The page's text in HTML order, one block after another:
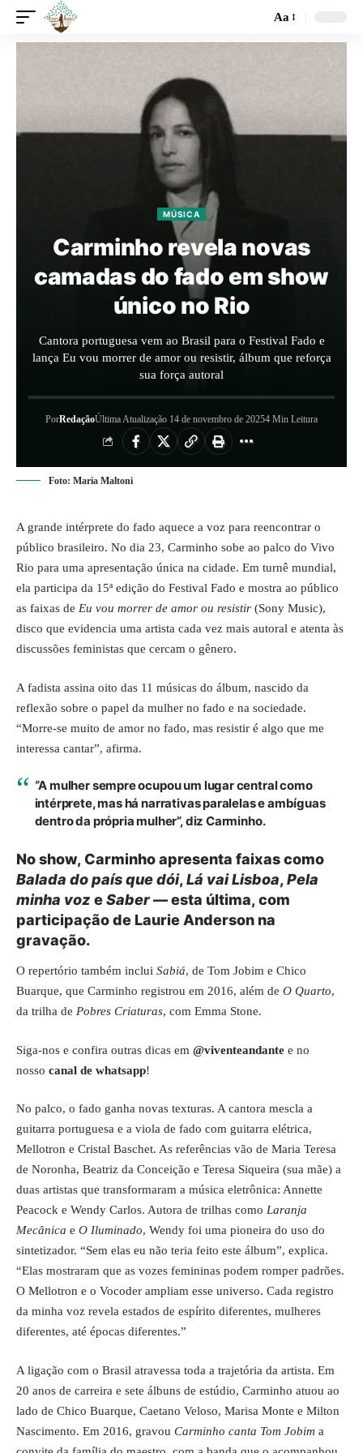
Aa
MÚSICA
Carminho revela novas
camadas do fado em show
único no Rio
Cantora portuguesa vem ao Brasil para o Festival Fado e
lança Eu vou morrer de amor ou resistir, álbum que reforça
sua força autoral
PorRedaçãoÚltima Atualização 14 de novembro de 20254 Min Leitura
Foto: Maria Maltoni
A grande intérprete do fado aquece a voz para reencontrar o
público brasileiro. No dia 23, Carminho sobe ao palco do Vivo
Rio para uma apresentação única na cidade. Em turnê mundial,
ela participa da 15ª edição do Festival Fado e mostra ao público
as faixas de Eu vou morrer de amor ou resistir (Sony Music),
disco que evidencia uma artista cada vez mais autoral e atenta às
discussões feministas que cercam o gênero.
A fadista assina oito das 11 músicas do álbum, nascido da
reflexão sobre o papel da mulher no fado e na sociedade.
“Morre-se muito de amor no fado, mas resistir é algo que me
interessa cantar”, afirma.
“A mulher sempre ocupou um lugar central como
intérprete, mas há narrativas paralelas e ambíguas
dentro da própria mulher”, diz Carminho.
No show, Carminho apresenta faixas como
Balada do país que dói, Lá vai Lisboa, Pela
minha voz eSaber— esta última, com
participação de Laurie Anderson na
gravação.
O repertório também inclui Sabiá, de Tom Jobim e Chico
Buarque, que Carminho registrou em 2016, além de O Quarto,
da trilha de Pobres Criaturas, com Emma Stone.
Siga-nos e confira outras dicas em @viventeandante e no
nosso canal de whatsapp!
No palco, o fado ganha novas texturas. A cantora mescla a
guitarra portuguesa e a viola de fado com guitarra elétrica,
Mellotron e Cristal Baschet. As referências vão de Maria Teresa
de Noronha, Beatriz da Conceição e Teresa Siqueira (sua mãe) a
duas artistas que transformaram a música eletrônica: Annette
Peacock e Wendy Carlos. Autora de trilhas como Laranja
Mecânica e O Iluminado, Wendy foi uma pioneira do uso do
sintetizador. “Sem elas eu não teria feito este álbum”, explica.
“Elas mostraram que as vozes femininas podem romper padrões.
O Mellotron e o Vocoder ampliam esse universo. Cada registro
da minha voz revela estados de espírito diferentes, mulheres
diferentes, até épocas diferentes.”
A ligação com o Brasil atravessa toda a trajetória da artista. Em
20 anos de carreira e sete álbuns de estúdio, Carminho atuou ao
lado de Chico Buarque, Caetano Veloso, Marisa Monte e Milton
Nascimento. Em 2016, gravou Carminho canta Tom Jobim a